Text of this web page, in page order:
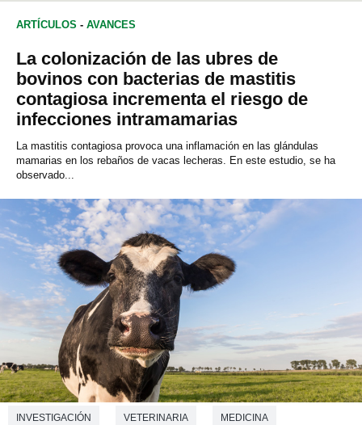
ARTÍCULOS - AVANCES
La colonización de las ubres de
bovinos con bacterias de mastitis
contagiosa incrementa el riesgo de
infecciones intramamarias
La mastitis contagiosa provoca una inflamación en las glándulas
mamarias en los rebaños de vacas lecheras. En este estudio, se ha
observado...
INVESTIGACIÓN VETERINARIA MEDICINA